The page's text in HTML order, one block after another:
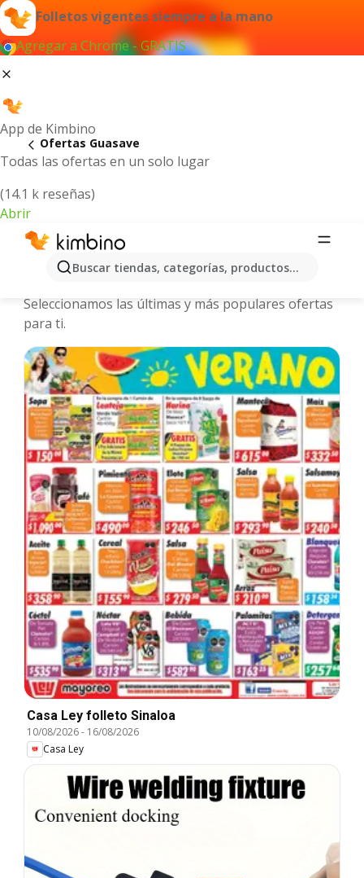
Folletos vigentes siempre a la mano
Agregar a Chrome - GRATIS
App de Kimbino
Todas las ofertas en un solo lugar
(14.1 k reseñas)
Abrir
Buscar tiendas, categorías, productos...
Ofertas Guasave
Guasave - Folletos y ofertas más
Seleccionamos las últimas y más populares ofertas
para ti.
Casa Ley folleto Sinaloa
10/08/2026- 16/08/2026
Casa Ley